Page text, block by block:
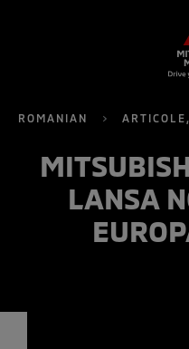
ROMANIAN
LANSA